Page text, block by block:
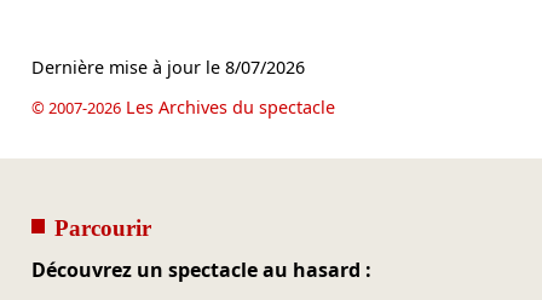
Dernière mise à jour le 8/07/2026
© 2007-2026Les Archives du spectacle
Parcourir
Découvrez un spectacle au hasard :